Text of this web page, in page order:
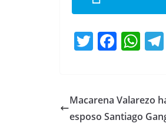
T
w
er
F
a
e
b
W
h
s
A
Macarena Valarezo
esposo Santiago